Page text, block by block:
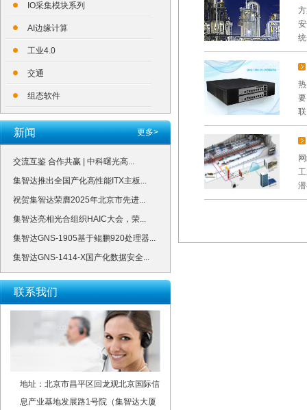
IO采集模块系列
AI边缘计算
工业4.0
交通
组态软件
更多>
新闻
交流互鉴 合作共赢 | 中科曙光高...
集智达推出全国产化高性能ITX主板...
祝贺集智达荣膺2025年北京市先进...
集智达亮相光合组织HAIC大会，荣...
集智达GNS-1905基于鲲鹏920处理器...
集智达GNS-1414-X国产化数据安全...
联系我们
地址：北京市昌平区回龙观北京国际信
息产业基地发展路1号院（集智达大厦